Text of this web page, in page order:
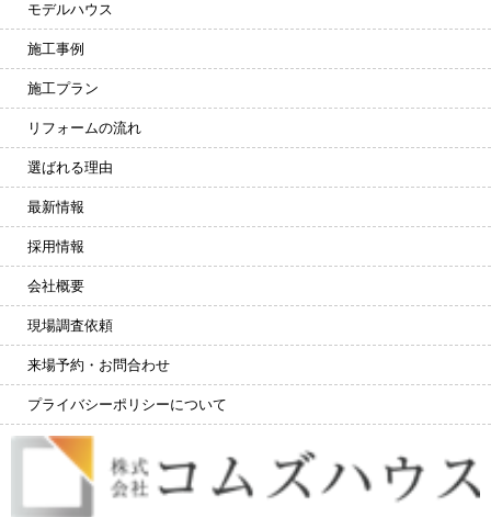
モデルハウス
施工事例
施工プラン
リフォームの流れ
選ばれる理由
最新情報
採用情報
会社概要
現場調査依頼
来場予約・お問合わせ
プライバシーポリシーについて